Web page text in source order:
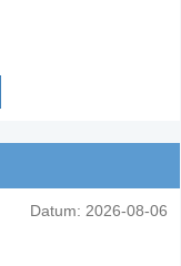
Datum: 2026-08-06